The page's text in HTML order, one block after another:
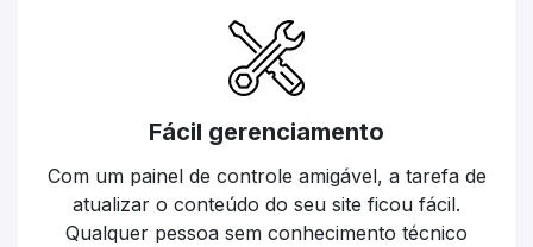
Fácil gerenciamento
Com um painel de controle amigável, a tarefa de
atualizar o conteúdo do seu site ficou fácil.
Qualquer pessoa sem conhecimento técnico